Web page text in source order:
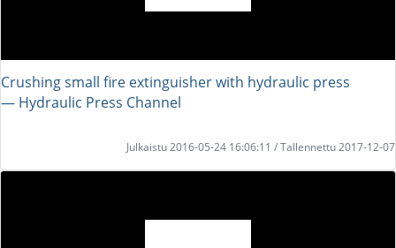
Crushing small fire extinguisher with hydraulic press
― Hydraulic Press Channel
Julkaistu 2016-05-24 16:06:11 / Tallennettu 2017-12-07